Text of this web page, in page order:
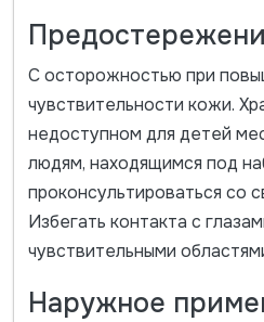
С осторожностью при
чувствительности кожи.
недоступном для детей
людям, находящимся под
проконсультироваться со
Избегать контакта с
чувствительными
Наружное